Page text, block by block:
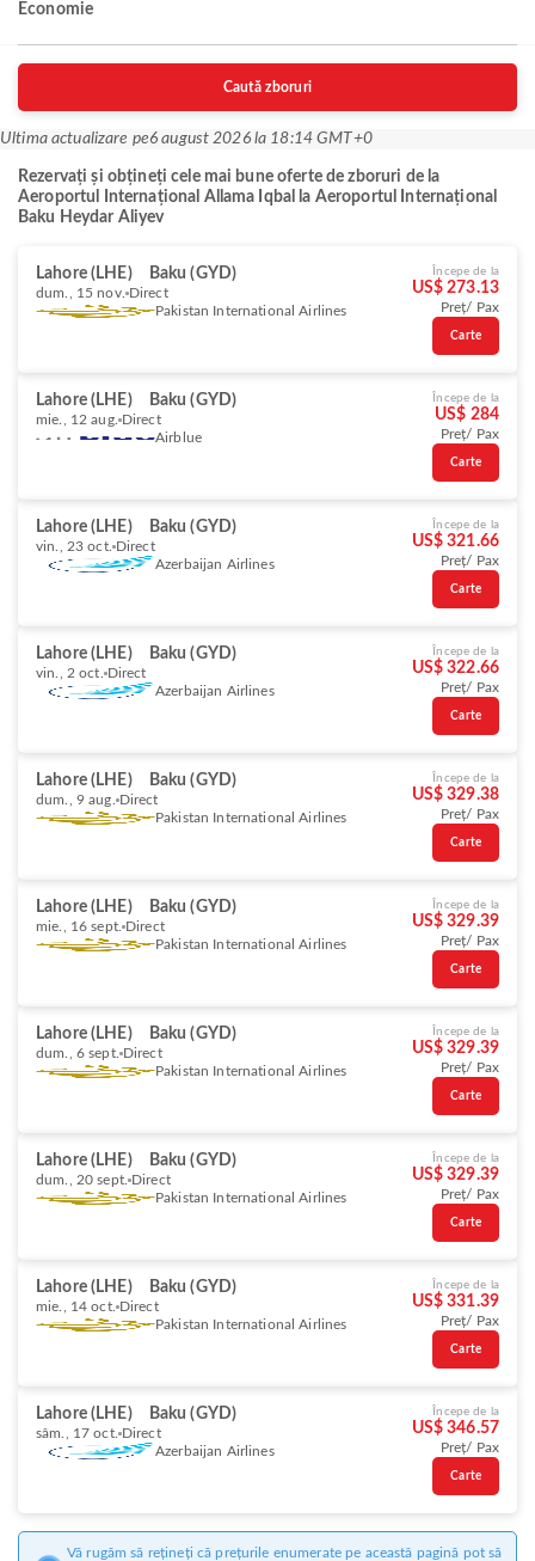
Economie
Caută zboruri
Ultima actualizare pe6 august 2026 la 18:14 GMT+0
Rezervați și obțineți cele mai bune oferte de zboruri de la
Aeroportul Internațional Allama Iqbal la Aeroportul Internațional
Baku Heydar Aliyev
Lahore (LHE) Baku (GYD)
dum., 15 nov. Direct
Pakistan International Airlines
Începe de la
US$ 273.13
Preț/ Pax
Carte
Lahore (LHE) Baku (GYD)
mie., 12 aug. Direct
Airblue
Începe de la
US$ 284
Preț/ Pax
Carte
Lahore (LHE) Baku (GYD)
vin., 23 oct. Direct
Azerbaijan Airlines
Începe de la
US$ 321.66
Preț/ Pax
Carte
Lahore (LHE) Baku (GYD)
vin., 2 oct. Direct
Azerbaijan Airlines
Începe de la
US$ 322.66
Preț/ Pax
Carte
Lahore (LHE) Baku (GYD)
dum., 9 aug. Direct
Pakistan International Airlines
Începe de la
US$ 329.38
Preț/ Pax
Carte
Lahore (LHE) Baku (GYD)
mie., 16 sept. Direct
Pakistan International Airlines
Începe de la
US$ 329.39
Preț/ Pax
Carte
Lahore (LHE) Baku (GYD)
dum., 6 sept. Direct
Pakistan International Airlines
Începe de la
US$ 329.39
Preț/ Pax
Carte
Lahore (LHE) Baku (GYD)
dum., 20 sept. Direct
Pakistan International Airlines
Începe de la
US$ 329.39
Preț/ Pax
Carte
Lahore (LHE) Baku (GYD)
mie., 14 oct. Direct
Pakistan International Airlines
Începe de la
US$ 331.39
Preț/ Pax
Carte
Lahore (LHE) Baku (GYD)
sâm., 17 oct. Direct
Azerbaijan Airlines
Începe de la
US$ 346.57
Preț/ Pax
Carte
Vă rugăm să rețineți că prețurile enumerate pe această pagină pot să